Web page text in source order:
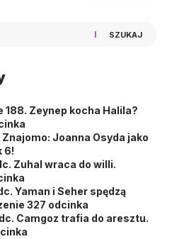
SZUKAJ
188. Zeynep kocha Halila?
Joanna Osyda jako
6!
Zuhal wraca do willi.
Yaman i Seher spędzą
327 odcinka
Camgoz trafia do aresztu.